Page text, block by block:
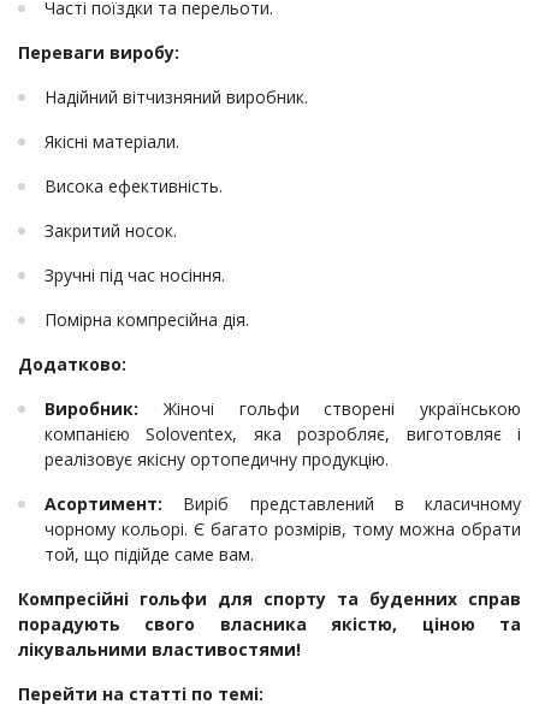
Часті поїздки та перельоти.
Переваги виробу:
Надійний вітчизняний виробник.
Якісні матеріали.
Висока ефективність.
Закритий носок.
Зручні під час носіння.
Помірна компресійна дія.
Додатково:
Виробник:Жіночі гольфи створені українською
компанією Soloventex, яка розробляє, виготовляє і
реалізовує якісну ортопедичну продукцію.
Асортимент: Виріб представлений в класичному
чорному кольорі. Є багато розмірів, тому можна обрати
той, що підійде саме вам.
Компресійні гольфи для спорту та буденних справ
порадують свого власника якістю, ціною та
лікувальними властивостями!
Перейти на статті по темі: